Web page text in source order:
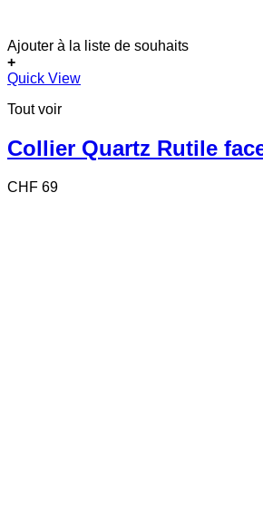
Ajouter à la liste de souhaits
+
Quick View
Tout voir
Collier Quartz Rutile
CHF 69